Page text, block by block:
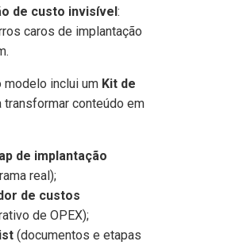
de custo invisível:
caros de implantação
modelo inclui um Kit de
transformar conteúdo em
de implantação
real);
de custos
de OPEX);
(documentos e etapas